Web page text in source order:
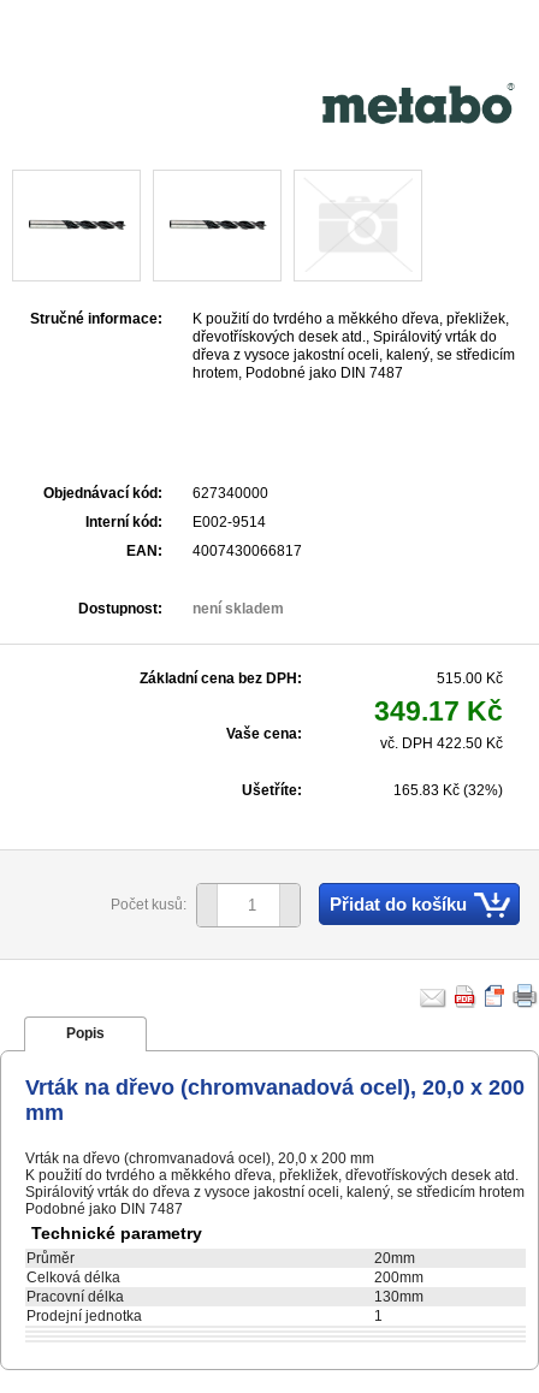
Stručné informace:
K použití do tvrdého a měkkého dřeva, překližek,
dřevotřískových desek atd., Spirálovitý vrták do
dřeva z vysoce jakostní oceli, kalený, se středicím
hrotem, Podobné jako DIN 7487
Objednávací kód:
627340000
Interní kód:
E002-9514
EAN:
4007430066817
Dostupnost: není skladem
Základní cena bez DPH: 515.00 Kč
Vaše cena:
349.17 Kč
vč. DPH 422.50 Kč
Ušetříte: 165.83 Kč (32%)
Počet kusů: Přidat do košíku
Popis
Vrták na dřevo (chromvanadová ocel), 20,0 x 200
mm
Vrták na dřevo (chromvanadová ocel), 20,0 x 200 mm
K použití do tvrdého a měkkého dřeva, překližek, dřevotřískových desek atd.
Spirálovitý vrták do dřeva z vysoce jakostní oceli, kalený, se středicím hrotem
Podobné jako DIN 7487
Technické parametry
Průměr
20mm
Celková délka
200mm
Pracovní délka
130mm
Prodejní jednotka
1